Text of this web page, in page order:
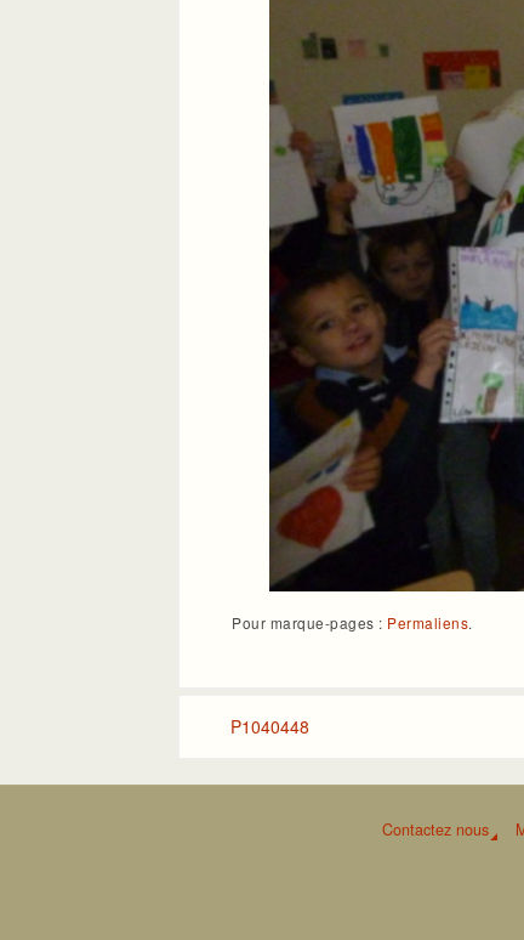
Pour marque-pages : Permaliens.
P1040448
Contactez nous